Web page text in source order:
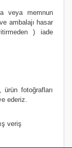
veya memnun
ambalajı hasar
) iade
ürün fotoğrafları
ederiz.
veriş